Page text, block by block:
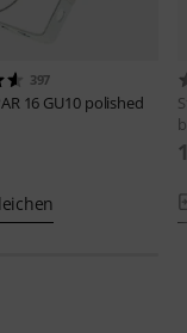
397
16 GU10 polished